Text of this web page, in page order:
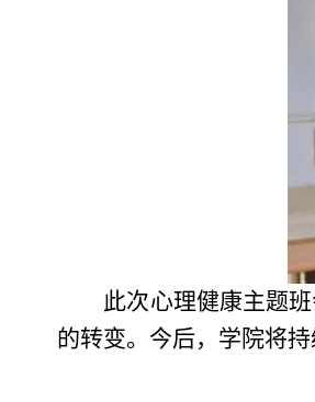
此次心理健康主题
的转变。今后，学院将